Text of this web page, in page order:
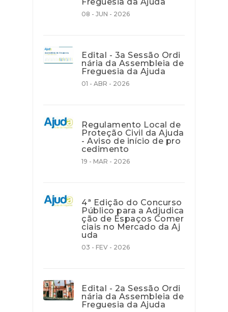
08 - JUN - 2026
Edital - 3a Sessão Ordi
nária da Assembleia de
Freguesia da Ajuda
01 - ABR - 2026
Regulamento Local de
Proteção Civil da Ajuda
- Aviso de início de pro
cedimento
19 - MAR - 2026
4ª Edição do Concurso
Público para a Adjudica
ção de Espaços Comer
ciais no Mercado da Aj
uda
03 - FEV - 2026
Edital - 2a Sessão Ordi
nária da Assembleia de
Freguesia da Ajuda